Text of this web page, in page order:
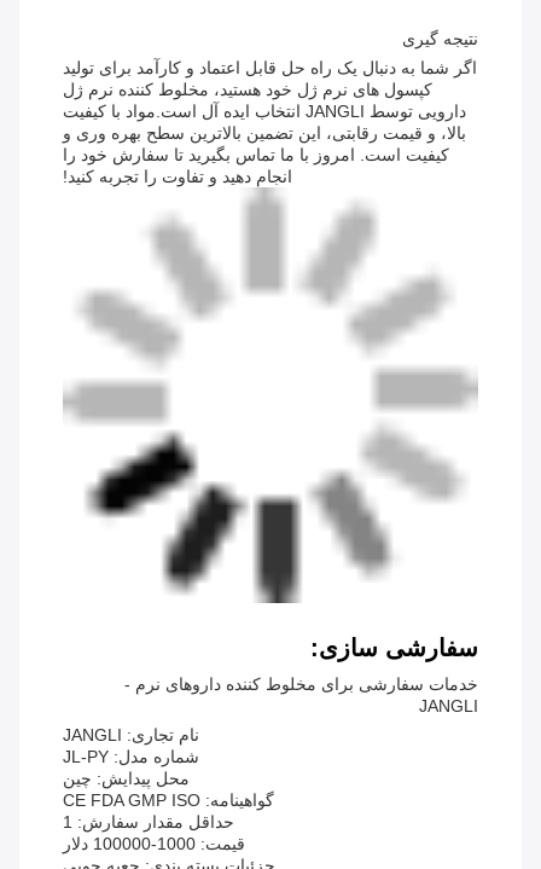
نتیجه گیری
اگر شما به دنبال یک راه حل قابل اعتماد و کارآمد برای تولید
کپسول های نرم ژل خود هستید، مخلوط کننده نرم ژل
دارویی توسط JANGLI انتخاب ایده آل است.مواد با کیفیت
بالا، و قیمت رقابتی، این تضمین بالاترین سطح بهره وری و
کیفیت است. امروز با ما تماس بگیرید تا سفارش خود را
انجام دهید و تفاوت را تجربه کنید!
سفارشی سازی:
خدمات سفارشی برای مخلوط کننده داروهای نرم -
JANGLI
نام تجاری: JANGLI
شماره مدل: JL-PY
محل پیدایش: چین
گواهینامه: CE FDA GMP ISO
حداقل مقدار سفارش: 1
قیمت: 1000-100000 دلار